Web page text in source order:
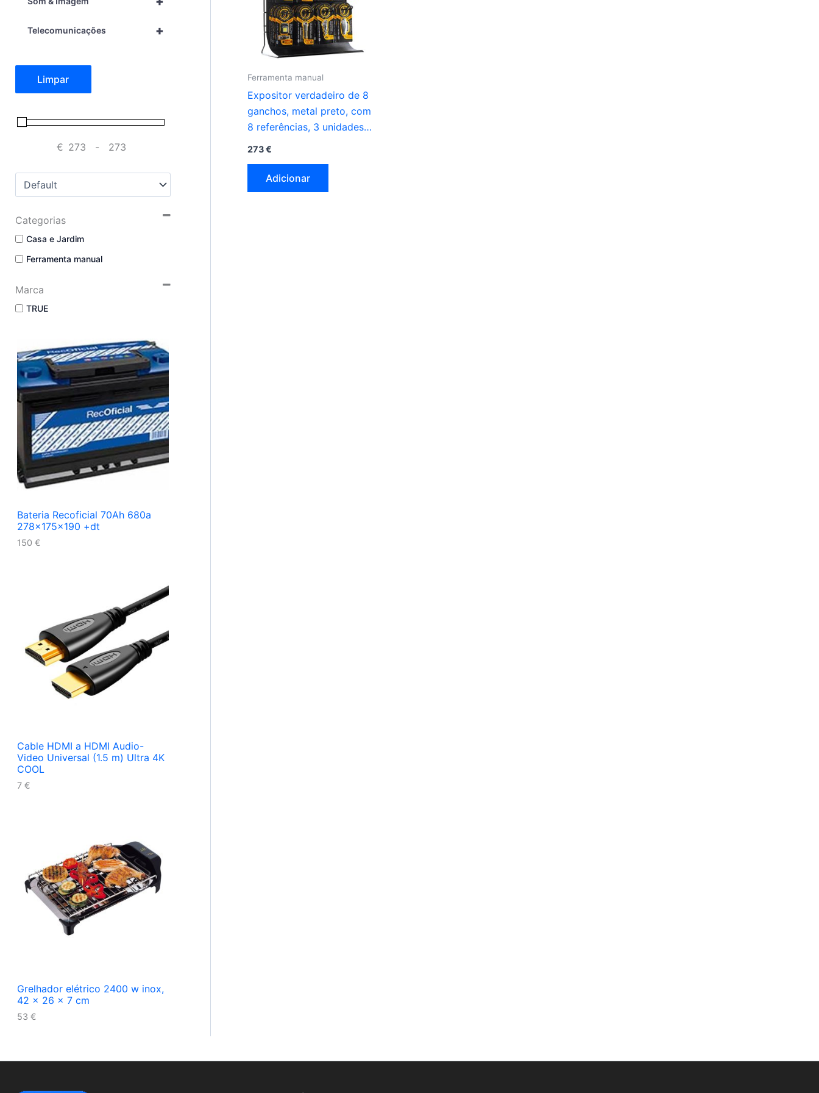
+
Telecomunicações
Limpar
€ Minimum Price
-Maximum Price
Categorias
Casa e Jardim
Ferramenta manual
Marca
TRUE
Bateria Recoficial 70Ah 680a
278x175x190 +dt
150 €
Cable HDMI a HDMI Audio-
Video Universal (1.5 m) Ultra 4K
COOL
7 €
Grelhador elétrico 2400 w inox,
42 x 26 x 7 cm
53 €
Ferramenta manual
Expositor verdadeiro de 8
ganchos, metal preto, com
8 referências, 3 unidades
273€
Adicionar